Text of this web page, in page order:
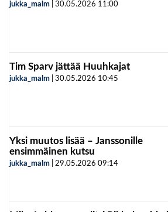
jukka_malm 30.05.2026 11:00
Tim Sparv jättää Huuhkajat
jukka_malm 30.05.2026 10:45
Yksi muutos lisää – Janssonille
ensimmäinen kutsu
jukka_malm 29.05.2026 09:14